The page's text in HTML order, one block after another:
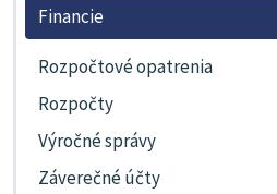
Financie
Rozpočtové opatrenia
Rozpočty
Výročné správy
Záverečné účty